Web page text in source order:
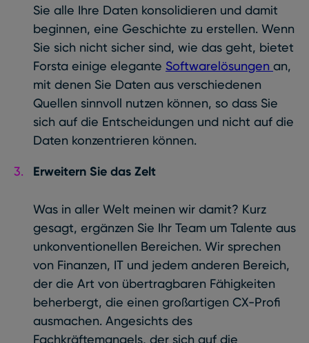
Sie alle Ihre Daten konsolidieren und damit
beginnen, eine Geschichte zu erstellen. Wenn
Sie sich nicht sicher sind, wie das geht, bietet
Forsta einige elegante Softwarelösungen an,
mit denen Sie Daten aus verschiedenen
Quellen sinnvoll nutzen können, so dass Sie
sich auf die Entscheidungen und nicht auf die
Daten konzentrieren können.
Erweitern Sie das Zelt
Was in aller Welt meinen wir damit? Kurz
gesagt, ergänzen Sie Ihr Team um Talente aus
unkonventionellen Bereichen. Wir sprechen
von Finanzen, IT und jedem anderen Bereich,
der die Art von übertragbaren Fähigkeiten
beherbergt, die einen großartigen CX-Profi
ausmachen. Angesichts des
Fachkräftemangels, der sich auf die